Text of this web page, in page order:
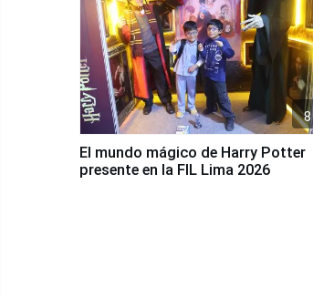
8
El mundo mágico de Harry Potter
presente en la FIL Lima 2026